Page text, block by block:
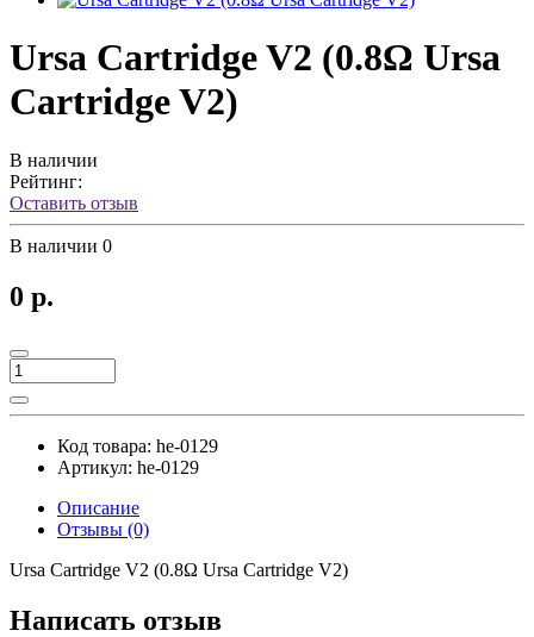
Ursa Cartridge V2 (0.8Ω Ursa
Cartridge V2)
В наличии
Рейтинг:
Оставить отзыв
В наличии 0
0 р.
Код товара: he-0129
Артикул: he-0129
Описание
Отзывы (0)
Ursa Cartridge V2 (0.8Ω Ursa Cartridge V2)
Написать отзыв